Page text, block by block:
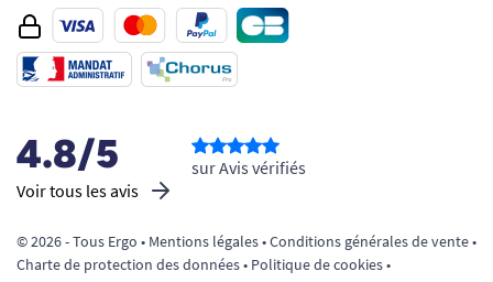
4.8/5
Voir tous les avis
sur Avis vérifiés
© 2026 - Tous Ergo • Mentions légales•Conditions générales de vente•
Charte de protection des données• Politique de cookies•